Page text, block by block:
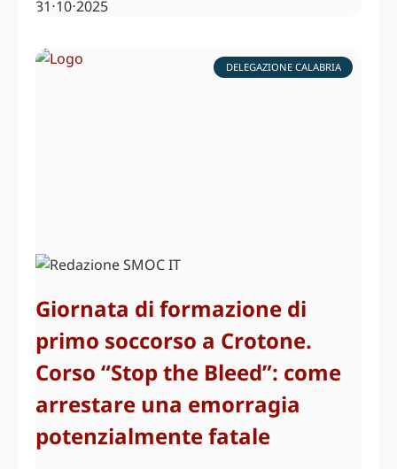
31⋅10⋅2025
DELEGAZIONE CALABRIA
Giornata di formazione di
primo soccorso a Crotone.
Corso “Stop the Bleed”: come
arrestare una emorragia
potenzialmente fatale